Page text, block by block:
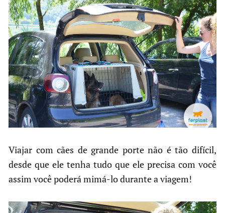
Viajar com cães de grande porte não é tão difícil,
desde que ele tenha tudo que ele precisa com você
assim você poderá mimá-lo durante a viagem!